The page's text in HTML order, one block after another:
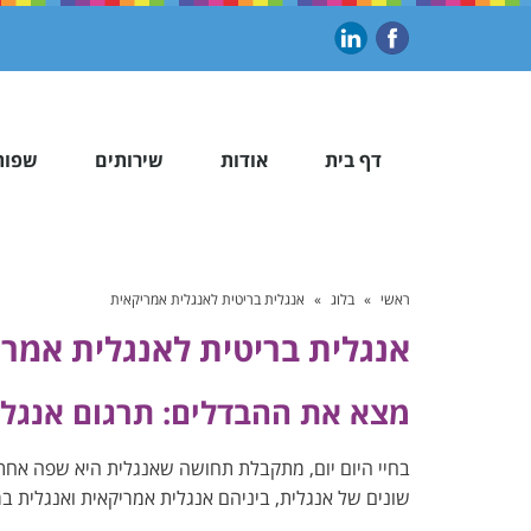
דף בית אודות שירותים
ראשי » בלוג » אנגלית בריטית לאנגלית אמריקאית
אנגלית בריטית לאנגלית
מצא את ההבדלים: תרגום
בחיי היום יום, מתקבלת תחושה שאנגלית היא שפה
שונים של אנגלית, ביניהם אנגלית אמריקאית